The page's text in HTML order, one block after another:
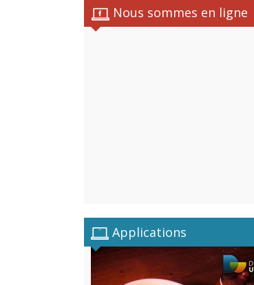
Nous sommes en ligne
Applications